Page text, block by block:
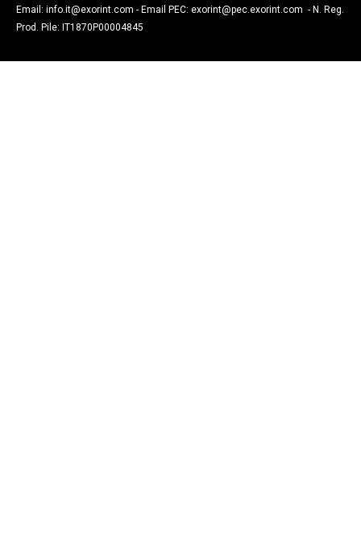
Email: info.it@exorint.com - Email PEC: exorint@pec.exorint.com - N. Reg.
Prod. Pile: IT1870P00004845